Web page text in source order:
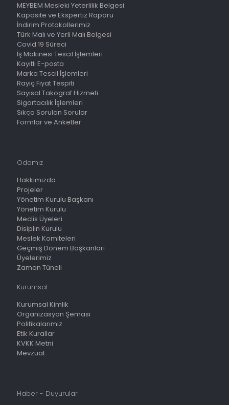
MEYBEM Mesleki Yeterlilik Belgesi
Kapasite ve Ekspertiz Raporu
İndirim Protokollerimiz
Türk Malı ve Yerli Malı Belgesi
Covid 19 Süreci
İş Makinesi Tescil İşlemleri
Kayıtlı E-posta
Marka Tescil İşlemleri
Rayiç Fiyat Tespiti
Sayısal Takograf Hizmeti
Sigortacılık İşlemleri
Sıkça Sorulan Sorular
Formlar ve Anketler
Odamız
Hakkımızda
Projeler
Yönetim Kurulu Başkanı
Yönetim Kurulu
Meclis Üyeleri
Disiplin Kurulu
Meslek Komiteleri
Geçmiş Dönem Başkanları
Üyelerimiz
Zaman Tüneli
Kurumsal
Kurumsal Kimlik
Organizasyon Şeması
Politikalarımız
Etik Kurallar
KVKK Metni
Mevzuat
Haber - Duyurular